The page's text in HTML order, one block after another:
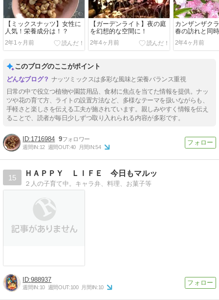
【ミックスナッツ】女性に
人気！栄養成分は！？
2年1ヶ月前
【ガーデンライト】夜の庭
を幻想的な空間に！
2年4ヶ月前
カンザンザク
春の訪れと同
2年4ヶ月前
このブログのここがポイント
ナッツミックスは多彩な風味と栄養バランス重視
日常の中で役立つ植物や園芸用品、食材に焦点を当てた情報を提供。ナッ
ツや花の育て方、ライトの設置方法など、多様なテーマを扱いながらも、
手軽さと楽しさを伝える工夫が施されています。親しみやすく情報を伝え
ることで、読者が毎日少しずつ取り入れられる内容が多彩です。
1716984 9
週間IN:12 週間OUT:40 月間IN:54
15
ＨＡＰＰＹ ＬＩＦＥ 今日もマルッ
２人の子育て中。キャラ弁、料理、お菓子等
988937
週間IN:10 週間OUT:100 月間IN:10